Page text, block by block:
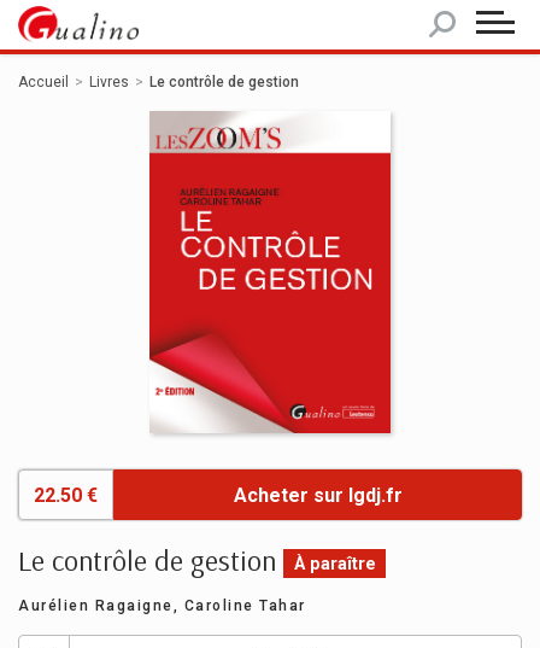
Accueil Livres Le contrôle de gestion
22.50 € Acheter sur lgdj.fr
Le contrôle de gestion À paraître
Aurélien Ragaigne, Caroline Tahar
Panneau de gestion des cookies